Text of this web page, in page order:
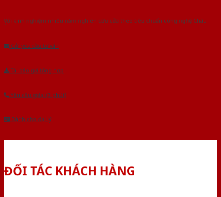
Với kinh nghiệm nhiêu năm nghiên cứu cửa theo tiêu chuẩn công nghệ Châu
Âu.Chúng tôi tự tin là nhà sản xuất & cung cấp hàng đầu tại Việt Nam!
Gửi yêu cầu tư vấn
Tải báo giá tổng hợp
Yêu cầu gọi lại (3 phút)
Dành cho đại lý
ĐỐI TÁC KHÁCH HÀNG